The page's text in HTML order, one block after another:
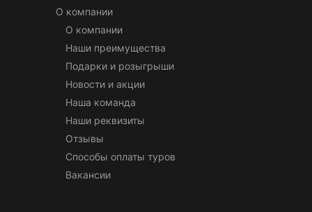
О компании
О компании
Наши преимущества
Подарки и розыгрыши
Новости и акции
Наша команда
Наши реквизиты
Отзывы
Способы оплаты туров
Вакансии